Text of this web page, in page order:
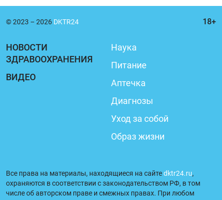
© 2023 – 2026 DKTR24
НОВОСТИ
ЗДРАВООХРАНЕНИЯ
ВИДЕО
Наука
Питание
Аптечка
Диагнозы
Уход за собой
Образ жизни
Все права на материалы, находящиеся на сайтеdktr24.ru,
охраняются в соответствии с законодательством РФ, в том
числе об авторском праве и смежных правах. При любом